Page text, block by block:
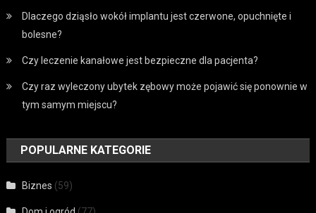
Dlaczego dziąsło wokół implantu jest czerwone, opuchnięte i
bolesne?
Czy leczenie kanałowe jest bezpieczne dla pacjenta?
Czy raz wyleczony ubytek zębowy może pojawić się ponownie w
tym samym miejscu?
POPULARNE KATEGORIE
Biznes (59)